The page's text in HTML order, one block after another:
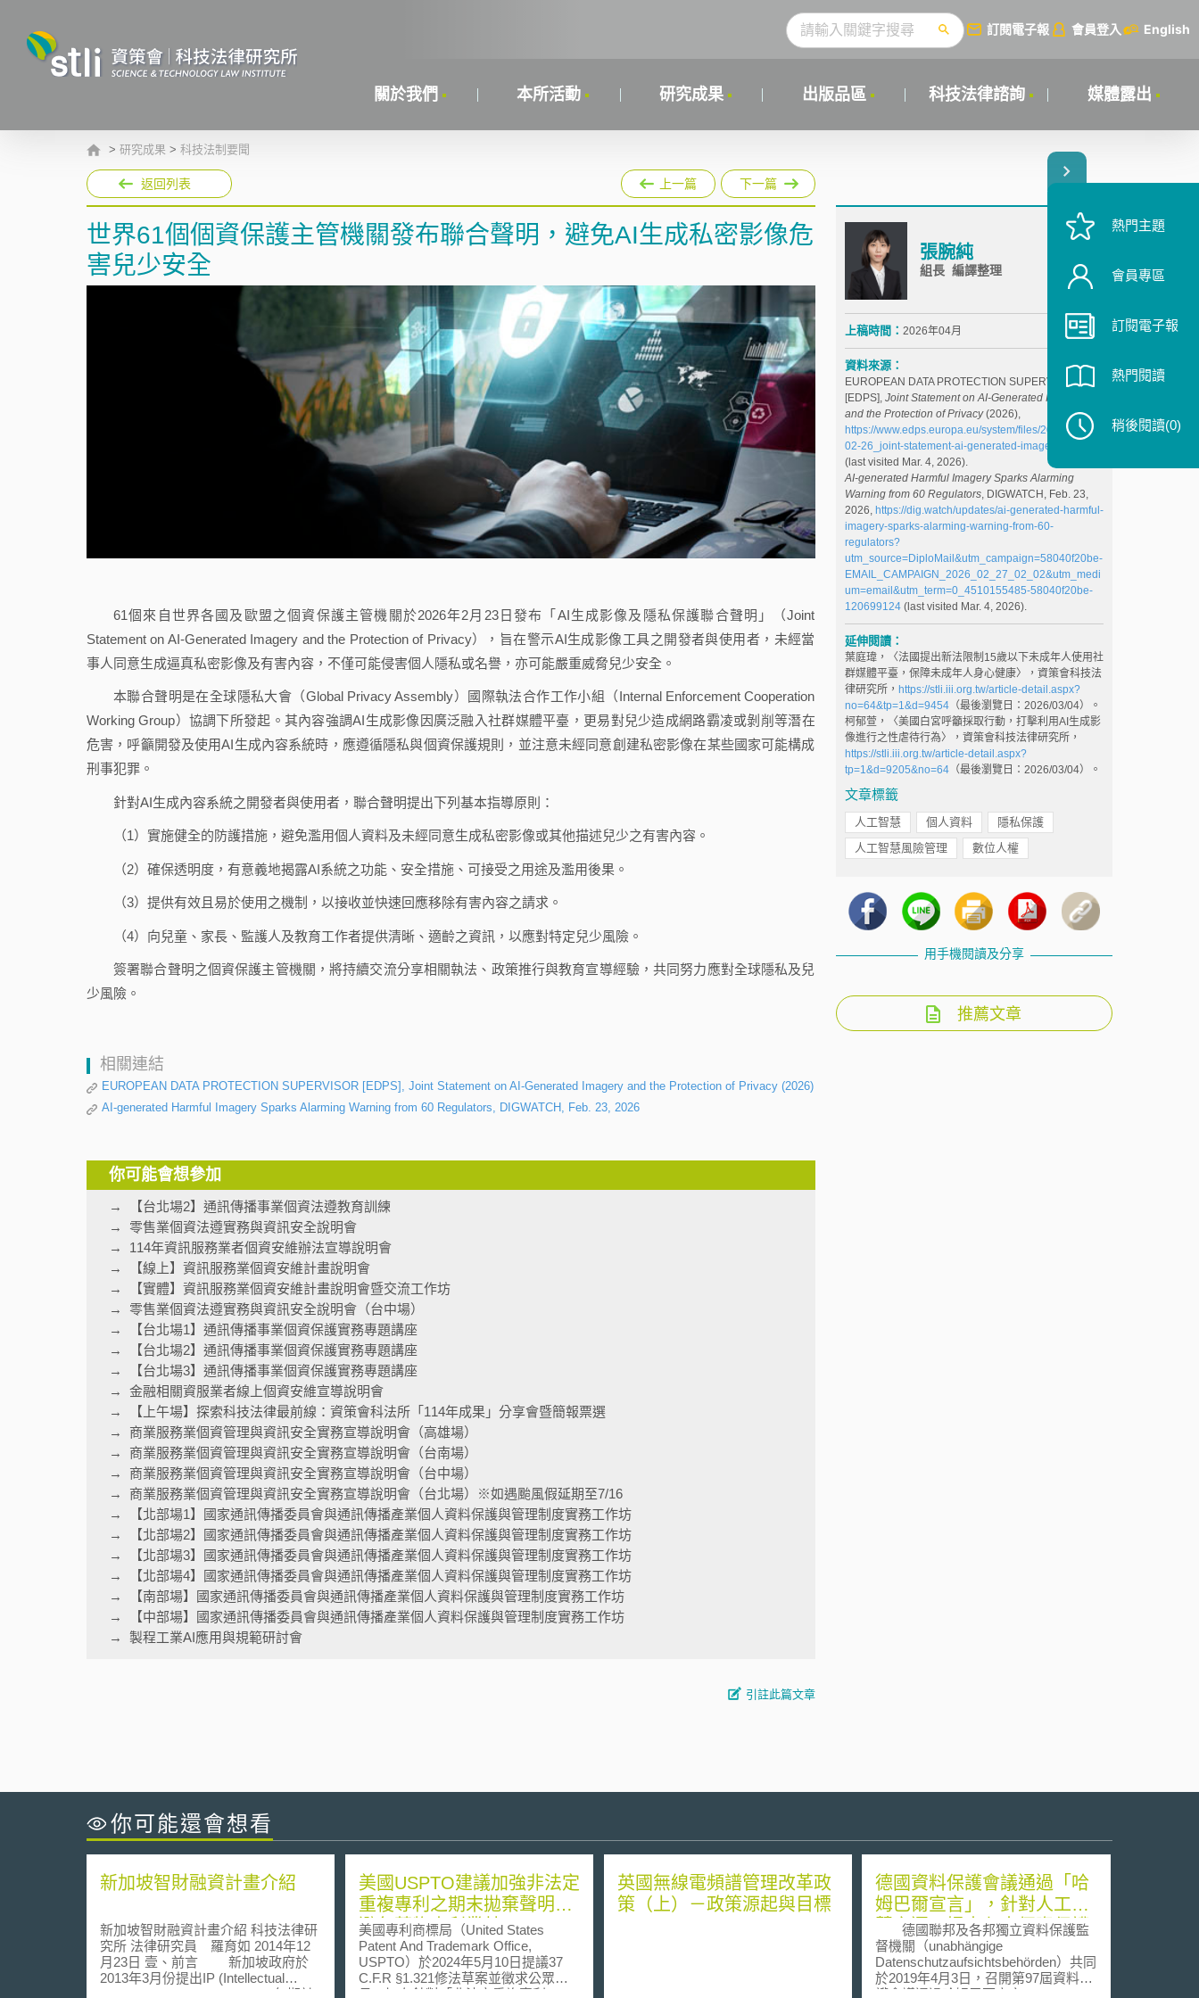
訂閱電子報 會員登入 English
關於我們 本所活動 研究成果 出版品區 科技法律諮詢 媒體露出
> 研究成果 > 科技法制要聞
返回列表 上一篇 下一篇
世界61個個資保護主管機關發布聯合聲明，避免AI生成私密影像危
害兒少安全
61個來自世界各國及歐盟之個資保護主管機關於2026年2月23日發布「AI生成影像及隱私保護聯合聲明」（Joint
Statement on AI-Generated Imagery and the Protection of Privacy），旨在警示AI生成影像工具之開發者與使用者，未經當
事人同意生成逼真私密影像及有害內容，不僅可能侵害個人隱私或名譽，亦可能嚴重威脅兒少安全。
本聯合聲明是在全球隱私大會（Global Privacy Assembly）國際執法合作工作小組（Internal Enforcement Cooperation
Working Group）協調下所發起。其內容強調AI生成影像因廣泛融入社群媒體平臺，更易對兒少造成網路霸凌或剝削等潛在
危害，呼籲開發及使用AI生成內容系統時，應遵循隱私與個資保護規則，並注意未經同意創建私密影像在某些國家可能構成
刑事犯罪。
針對AI生成內容系統之開發者與使用者，聯合聲明提出下列基本指導原則：
（1）實施健全的防護措施，避免濫用個人資料及未經同意生成私密影像或其他描述兒少之有害內容。
（2）確保透明度，有意義地揭露AI系統之功能、安全措施、可接受之用途及濫用後果。
（3）提供有效且易於使用之機制，以接收並快速回應移除有害內容之請求。
（4）向兒童、家長、監護人及教育工作者提供清晰、適齡之資訊，以應對特定兒少風險。
簽署聯合聲明之個資保護主管機關，將持續交流分享相關執法、政策推行與教育宣導經驗，共同努力應對全球隱私及兒
少風險。
相關連結
EUROPEAN DATA PROTECTION SUPERVISOR [EDPS], Joint Statement on AI-Generated Imagery and the Protection of Privacy (2026)
AI-generated Harmful Imagery Sparks Alarming Warning from 60 Regulators, DIGWATCH, Feb. 23, 2026
你可能會想參加
【台北場2】通訊傳播事業個資法遵教育訓練
零售業個資法遵實務與資訊安全說明會
114年資訊服務業者個資安維辦法宣導說明會
【線上】資訊服務業個資安維計畫說明會
【實體】資訊服務業個資安維計畫說明會暨交流工作坊
零售業個資法遵實務與資訊安全說明會（台中場）
【台北場1】通訊傳播事業個資保護實務專題講座
【台北場2】通訊傳播事業個資保護實務專題講座
【台北場3】通訊傳播事業個資保護實務專題講座
金融相關資服業者線上個資安維宣導說明會
【上午場】探索科技法律最前線：資策會科法所「114年成果」分享會暨簡報票選
商業服務業個資管理與資訊安全實務宣導說明會（高雄場）
商業服務業個資管理與資訊安全實務宣導說明會（台南場）
商業服務業個資管理與資訊安全實務宣導說明會（台中場）
商業服務業個資管理與資訊安全實務宣導說明會（台北場）※如遇颱風假延期至7/16
【北部場1】國家通訊傳播委員會與通訊傳播產業個人資料保護與管理制度實務工作坊
【北部場2】國家通訊傳播委員會與通訊傳播產業個人資料保護與管理制度實務工作坊
【北部場3】國家通訊傳播委員會與通訊傳播產業個人資料保護與管理制度實務工作坊
【北部場4】國家通訊傳播委員會與通訊傳播產業個人資料保護與管理制度實務工作坊
【南部場】國家通訊傳播委員會與通訊傳播產業個人資料保護與管理制度實務工作坊
【中部場】國家通訊傳播委員會與通訊傳播產業個人資料保護與管理制度實務工作坊
製程工業AI應用與規範研討會
引註此篇文章
張腕純
組長 編譯整理
上稿時間： 2026年04月
資料來源：
EUROPEAN DATA PROTECTION SUPERVISOR
[EDPS], Joint Statement on AI-Generated Imagery
and the Protection of Privacy(2026),
https://www.edps.europa.eu/system/files/2026-02/23-
02-26_joint-statement-ai-generated-imagery_en.pdf
(last visited Mar. 4, 2026).
AI-generated Harmful Imagery Sparks Alarming
Warning from 60 Regulators, DIGWATCH, Feb. 23,
2026, https://dig.watch/updates/ai-generated-harmful-
imagery-sparks-alarming-warning-from-60-
regulators?
utm_source=DiploMail&utm_campaign=58040f20be-
EMAIL_CAMPAIGN_2026_02_27_02_02&utm_medi
um=email&utm_term=0_4510155485-58040f20be-
120699124(last visited Mar. 4, 2026).
延伸閱讀：
葉庭瑋，〈法國提出新法限制15歲以下未成年人使用社
群媒體平臺，保障未成年人身心健康〉，資策會科技法
律研究所， https://stli.iii.org.tw/article-detail.aspx?
no=64&tp=1&d=9454（最後瀏覽日：2026/03/04）。
柯郁萱，〈美國白宮呼籲採取行動，打擊利用AI生成影
像進行之性虐待行為〉，資策會科技法律研究所，
https://stli.iii.org.tw/article-detail.aspx?
tp=1&d=9205&no=64（最後瀏覽日：2026/03/04）。
文章標籤
人工智慧 個人資料
隱私保護
人工智慧風險管理
數位人權
用手機閱讀及分享
推薦文章
你可能還會想看
新加坡智財融資計畫介紹
新加坡智財融資計畫介紹 科技法律研
究所 法律研究員 羅育如 2014年12
月23日 壹、前言 新加坡政府於
2013年3月份提出IP (Intellectual
Property) Hub Master Plan 10年期計
美國USPTO建議加強非法定
重複專利之期末拋棄聲明，
避免藥物專利叢林
美國專利商標局（United States
Patent And Trademark Office,
USPTO）於2024年5月10日提議37
C.F.R §1.321修法草案並徵求公眾意
見，旨在針對「非法定重複專利」
英國無線電頻譜管理改革政
策（上）－政策源起與目標
德國資料保護會議通過「哈
姆巴爾宣言」，針對人工智
慧之運用提出七大個資保護
要求
德國聯邦及各邦獨立資料保護監
督機關（unabhängige
Datenschutzaufsichtsbehörden）共同
於2019年4月3日，召開第97屆資料保
護會議通過哈姆巴爾宣言
熱門主題
會員專區
訂閱電子報
熱門閱讀
稍後閱讀(0)